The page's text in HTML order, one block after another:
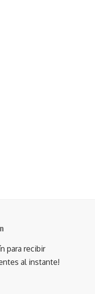
para recibir
al instante!